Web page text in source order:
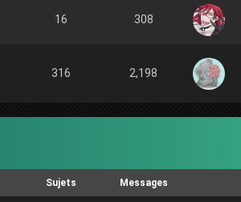
16 308
316 2,198
Sujets Messages